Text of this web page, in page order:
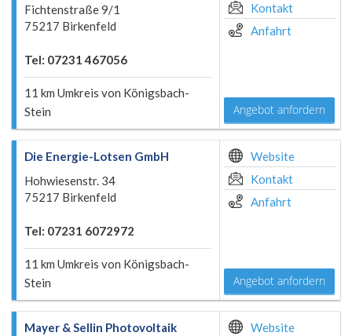
Fichtenstraße 9/1
75217 Birkenfeld
Tel: 07231 467056
11 km Umkreis von Königsbach-
Stein
Kontakt
Anfahrt
Angebot anfordern
Die Energie-Lotsen GmbH
Hohwiesenstr. 34
75217 Birkenfeld
Tel: 07231 6072972
11 km Umkreis von Königsbach-
Stein
Website
Kontakt
Anfahrt
Angebot anfordern
Mayer & Sellin Photovoltaik
Website